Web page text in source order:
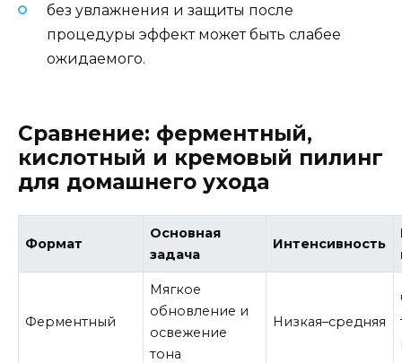
без увлажнения и защиты после
процедуры эффект может быть слабее
ожидаемого.
Сравнение: ферментный,
кислотный и кремовый пилинг
для домашнего ухода
Формат
Основная
задача
Интенсивность
Ферментный
Мягкое
обновление и
освежение
тона
Низкая–средняя